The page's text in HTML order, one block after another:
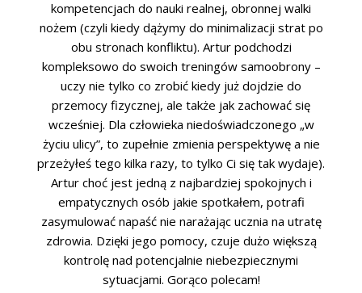
kompetencjach do nauki realnej, obronnej walki
nożem (czyli kiedy dążymy do minimalizacji strat po
obu stronach konfliktu). Artur podchodzi
kompleksowo do swoich treningów samoobrony –
uczy nie tylko co zrobić kiedy już dojdzie do
przemocy fizycznej, ale także jak zachować się
wcześniej. Dla człowieka niedoświadczonego „w
życiu ulicy”, to zupełnie zmienia perspektywę a nie
przeżyłeś tego kilka razy, to tylko Ci się tak wydaje).
Artur choć jest jedną z najbardziej spokojnych i
empatycznych osób jakie spotkałem, potrafi
zasymulować napaść nie narażając ucznia na utratę
zdrowia. Dzięki jego pomocy, czuje dużo większą
kontrolę nad potencjalnie niebezpiecznymi
sytuacjami. Gorąco polecam!